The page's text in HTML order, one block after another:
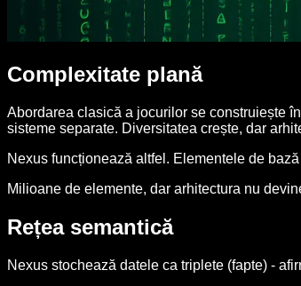
Complexitate plană
Abordarea clasică a jocurilor se construiește
sisteme separate. Diversitatea crește, dar
Nexus funcționează altfel. Elementele de
Milioane de elemente, dar arhitectura nu
Rețea semantică
Nexus stochează datele ca triplete (fapte) -